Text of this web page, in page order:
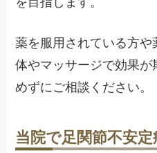
薬を服用されている方
体やマッサージで効果
めずにご相談ください。
当院で足関節不安